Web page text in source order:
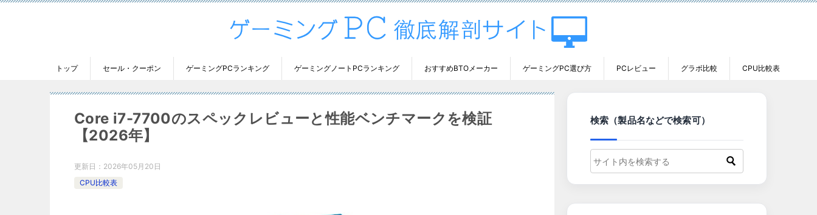
トップ セール・クーポン ゲーミングPCランキング ゲーミングノートPCランキング おすすめBTOメーカー ゲーミングPC選び方 PCレビュー グラボ比較 CPU比較表
Core i7-7700のスペックレビューと性能ベンチマークを検証
【2026年】
更新日： 2026年05月20日
CPU比較表
検索（製品名などで検索可）